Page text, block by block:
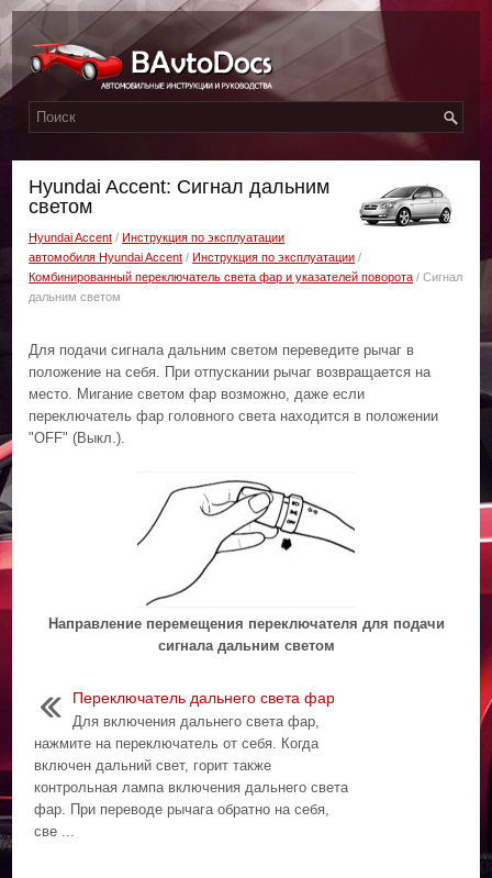
Hyundai Accent: Сигнал дальним
светом
Hyundai Accent /Инструкция по эксплуатации
автомобиля Hyundai Accent /Инструкция по эксплуатации /
Комбинированный переключатель света фар и указателей поворота / Сигнал
дальним светом
Для подачи сигнала дальним светом переведите рычаг в
положение на себя. При отпускании рычаг возвращается на
место. Мигание светом фар возможно, даже если
переключатель фар головного света находится в положении
"ОFF" (Выкл.).
Направление перемещения переключателя для подачи
сигнала дальним светом
Переключатель дальнего света фар
Для включения дальнего света фар,
нажмите на переключатель от себя. Когда
включен дальний свет, горит также
контрольная лампа включения дальнего света
фар. При переводе рычага обратно на себя,
све ...